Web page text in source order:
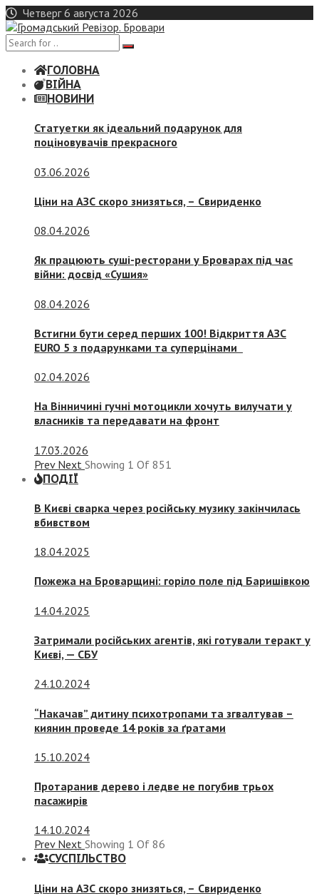
Skip
to
content
Четверг 6 августа 2026
ГОЛОВНА
ВІЙНА
НОВИНИ
Статуетки як ідеальний подарунок для
поціновувачів прекрасного
03.06.2026
Ціни на АЗС скоро знизяться, – Свириденко
08.04.2026
Як працюють суші-ресторани у Броварах під час
війни: досвід «Сушия»
08.04.2026
Встигни бути серед перших 100! Відкриття АЗС
EURO 5 з подарунками та суперцінами
02.04.2026
На Вінничині гучні мотоцикли хочуть вилучати у
власників та передавати на фронт
17.03.2026
Prev Next Showing 1 Of 851
ПОДІЇ
В Києві сварка через російську музику закінчилась
вбивством
18.04.2025
Пожежа на Броварщині: горіло поле під Баришівкою
14.04.2025
Затримали російських агентів, які готували теракт у
Києві, — СБУ
24.10.2024
“Накачав” дитину психотропами та згвалтував –
киянин проведе 14 років за ґратами
15.10.2024
Протаранив дерево і ледве не погубив трьох
пасажирів
14.10.2024
Prev Next Showing 1 Of 86
СУСПIЛЬСТВО
Ціни на АЗС скоро знизяться, – Свириденко